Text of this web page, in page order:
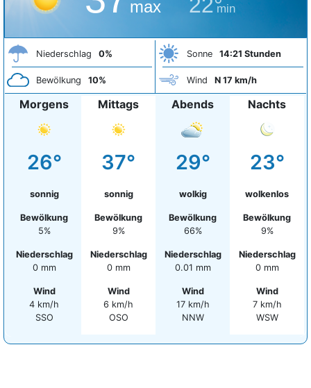
max min
Niederschlag 0%
Bewölkung 10%
Sonne 14:21 Stunden
Wind N 17 km/h
Morgens
26°
sonnig
Bewölkung
5%
Niederschlag
0 mm
Wind
4 km/h
SSO
Mittags
37°
sonnig
Bewölkung
9%
Niederschlag
0 mm
Wind
6 km/h
OSO
Abends
29°
wolkig
Bewölkung
66%
Niederschlag
0.01 mm
Wind
17 km/h
NNW
Nachts
23°
wolkenlos
Bewölkung
9%
Niederschlag
0 mm
Wind
7 km/h
WSW